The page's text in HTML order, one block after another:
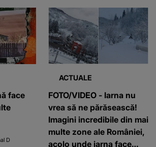
face
D
ACTUALE
FOTO/VIDEO - Iarna nu
vrea să ne părăsească!
Imagini incredibile din mai
multe zone ale României,
acolo unde iarna face